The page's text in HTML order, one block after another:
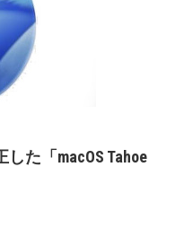
た「macOS Tahoe